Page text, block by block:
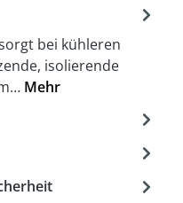
bei kühleren
isolierende
Mehr